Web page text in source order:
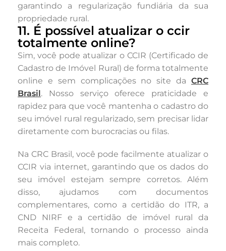
garantindo a regularização fundiária da sua
propriedade rural.
11. É possível atualizar o ccir
totalmente online?
Sim, você pode atualizar o CCIR (Certificado de
Cadastro de Imóvel Rural) de forma totalmente
online e sem complicações no site da CRC
Brasil. Nosso serviço oferece praticidade e
rapidez para que você mantenha o cadastro do
seu imóvel rural regularizado, sem precisar lidar
diretamente com burocracias ou filas.
Na CRC Brasil, você pode facilmente atualizar o
CCIR via internet, garantindo que os dados do
seu imóvel estejam sempre corretos. Além
disso, ajudamos com documentos
complementares, como a certidão do ITR, a
CND NIRF e a certidão de imóvel rural da
Receita Federal, tornando o processo ainda
mais completo.